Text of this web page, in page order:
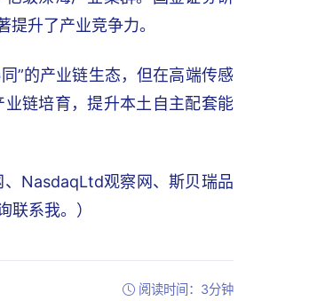
升了产业竞争力。
”的产业链生态，但在高端传感
链培育，提升本土自主配套能
、NasdaqLtd观察网、斯贝瑞品
系我。）
阅读时间：3分钟